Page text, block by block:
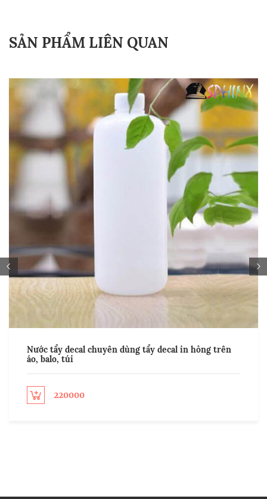
SẢN PHẨM LIÊN QUAN
Nước tẩy decal chuyên dùng tẩy decal in hỏng trên
áo, balo, túi
options 220000